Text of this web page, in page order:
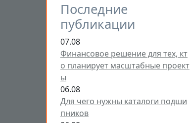
Последние
публикации
07.08
Финансовое решение для тех, кт
о планирует масштабные проект
ы
06.08
Для чего нужны каталоги подши
пников